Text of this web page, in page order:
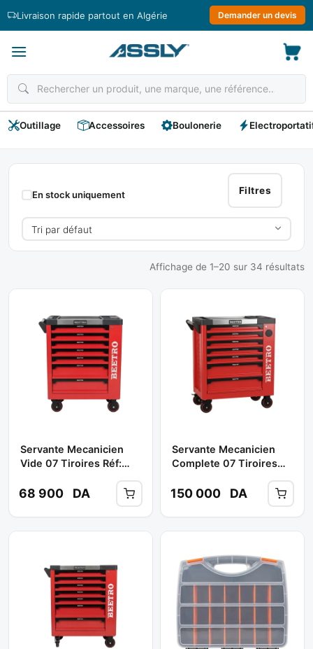
Livraison rapide partout en Algérie Demander un devis
Outillage Accessoires Boulonerie
Coffret
Multi-
Outills
Filtres
En stock uniquement
Affichage de 1–20 sur 34 résultats
Servante Mecanicien
Vide 07 Tiroires Réf:
68 900 DA
Servante Mecanicien
Complete 07 Tiroires
TC0691 ** BEETRO
150 000 DA